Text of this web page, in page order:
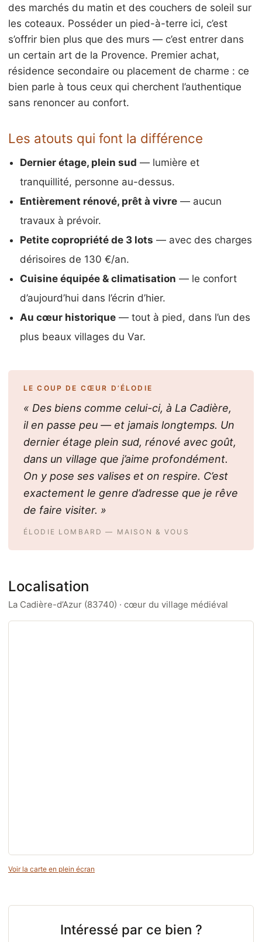
des marchés du matin et des couchers de soleil sur
les coteaux. Posséder un pied-à-terre ici, c’est
s’offrir bien plus que des murs — c’est entrer dans
un certain art de la Provence. Premier achat,
résidence secondaire ou placement de charme : ce
bien parle à tous ceux qui cherchent l’authentique
sans renoncer au confort.
Les atouts qui font la différence
Dernier étage, plein sud — lumière et
tranquillité, personne au-dessus.
Entièrement rénové, prêt à vivre — aucun
travaux à prévoir.
Petite copropriété de 3 lots — avec des charges
dérisoires de 130 €/an.
Cuisine équipée & climatisation — le confort
d’aujourd’hui dans l’écrin d’hier.
Au cœur historique — tout à pied, dans l’un des
plus beaux villages du Var.
LE COUP DE CŒUR D’ÉLODIE
« Des biens comme celui-ci, à La Cadière,
il en passe peu — et jamais longtemps. Un
dernier étage plein sud, rénové avec goût,
dans un village que j’aime profondément.
On y pose ses valises et on respire. C’est
exactement le genre d’adresse que je rêve
de faire visiter. »
ÉLODIE LOMBARD — MAISON & VOUS
Localisation
La Cadière-d’Azur (83740) · cœur du village médiéval
Voir la carte en plein écran
Intéressé par ce bien ?